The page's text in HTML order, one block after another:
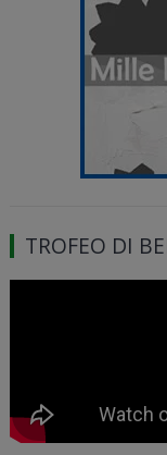
TROFEO DI